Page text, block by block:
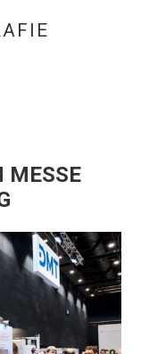
MESSE